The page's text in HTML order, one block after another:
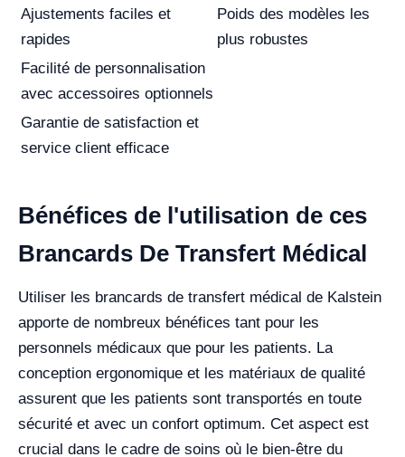
Ajustements faciles et
rapides
Poids des modèles les
plus robustes
Facilité de personnalisation
avec accessoires optionnels
Garantie de satisfaction et
service client efficace
Bénéfices de l'utilisation de ces
Brancards De Transfert Médical
Utiliser les brancards de transfert médical de Kalstein
apporte de nombreux bénéfices tant pour les
personnels médicaux que pour les patients. La
conception ergonomique et les matériaux de qualité
assurent que les patients sont transportés en toute
sécurité et avec un confort optimum. Cet aspect est
crucial dans le cadre de soins où le bien-être du